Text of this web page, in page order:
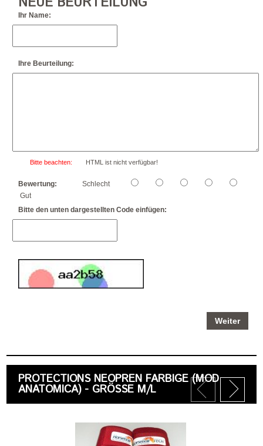
Ihr Name:
Ihre Beurteilung:
Bitte beachten: HTML ist nicht verfügbar!
Bewertung:
Schlecht
Gut
Bitte den unten dargestellten Code einfügen:
Weiter
PROTECTIONS NEOPREN FARBIGE (MOD
ANATOMICA) - GRÖSSE M/L